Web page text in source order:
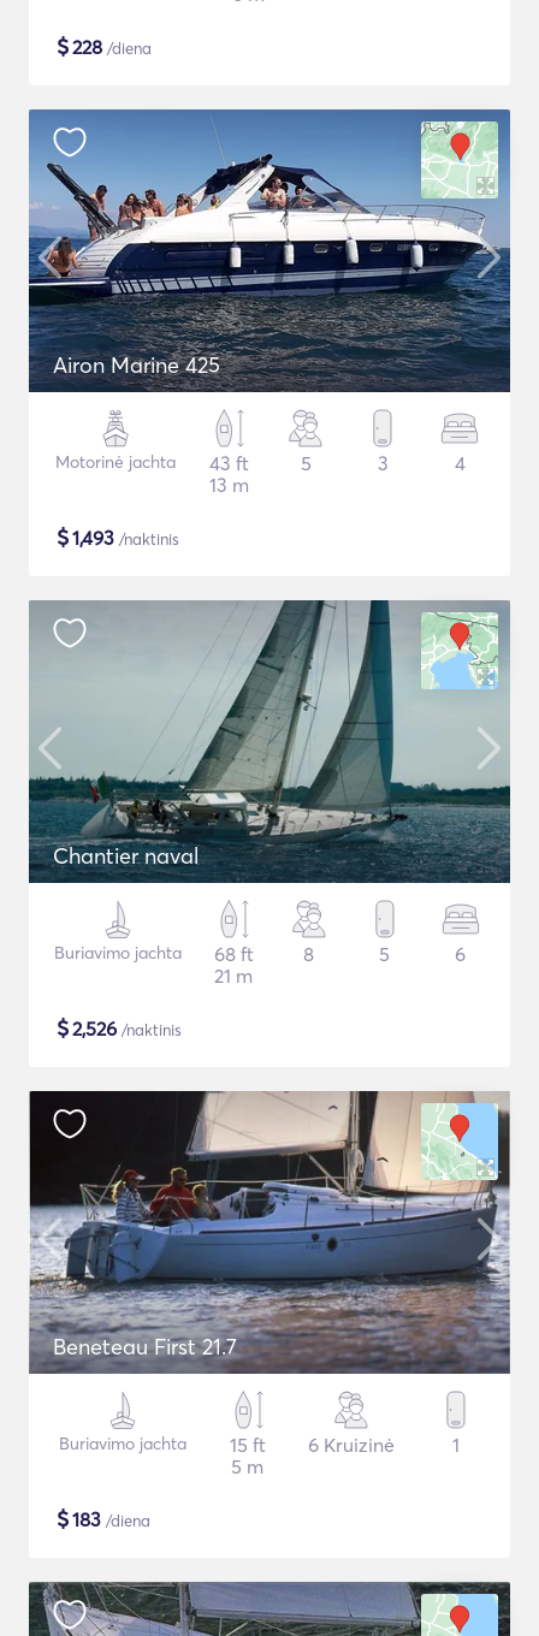
$228 /diena
Airon Marine 425
Motorinė jachta
43 ft
13 m
5 3 4
$1,493 /naktinis
Chantier naval
Buriavimo jachta
68 ft
21 m
8 5 6
$2,526 /naktinis
Beneteau First 21.7
Buriavimo jachta
15 ft
5 m
6 Kruizinė 1
$183 /diena